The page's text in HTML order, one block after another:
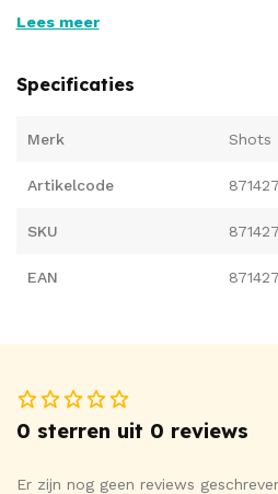
- Latex Free
- Glijmiddel vriendelijk
- Phthalate Free / Weekmaker Vrij
Lees meer
Specificaties
Merk Shots
Artikelcode
SKU
EAN
0 sterren uit 0 reviews
Er zijn nog geen reviews